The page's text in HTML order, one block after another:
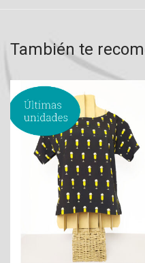
También te